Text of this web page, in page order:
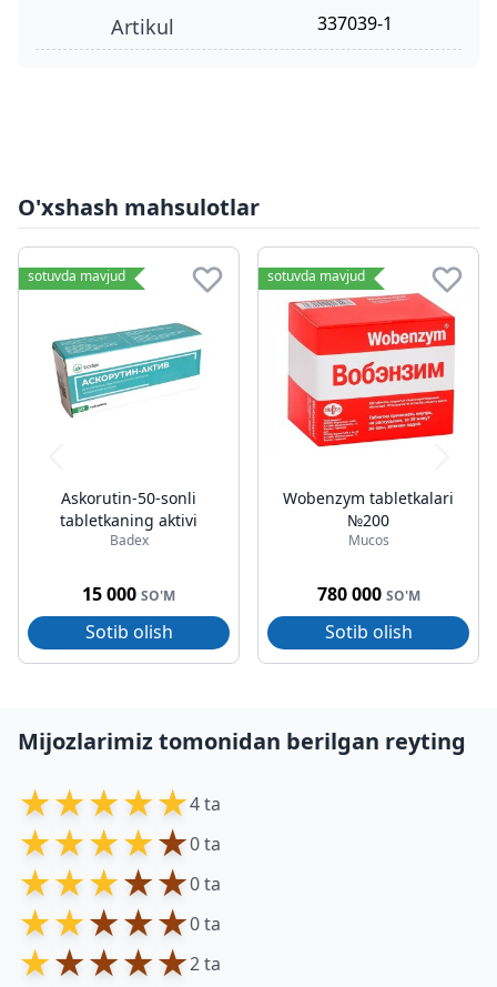
Artikul 337039-1
O'xshash mahsulotlar
sotuvda mavjud
Askorutin-50-sonli
tabletkaning aktivi
Badex
15 000 SO'M
Sotib olish
sotuvda mavjud
Wobenzym tabletkalari
№200
Mucos
780 000 SO'M
Sotib olish
Mijozlarimiz tomonidan berilgan reyting
★★★★★4 ta
★★★★★0 ta
★★★★★0 ta
★★★★★0 ta
★★★★★2 ta